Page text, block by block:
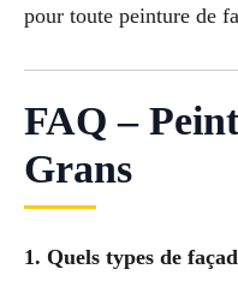
pour toute peinture de
FAQ –
Grans
1. Quels types de